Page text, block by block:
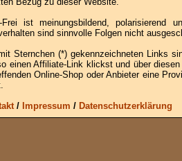
Frei ist meinungsbildend, polarisierend
sind sinnvolle Folgen nicht
Sternchen (*) gekennzeichneten Links
einen Affiliate-Link klickst und über
Online-Shop oder Anbieter eine
/ Impressum / Datenschutzerklärung